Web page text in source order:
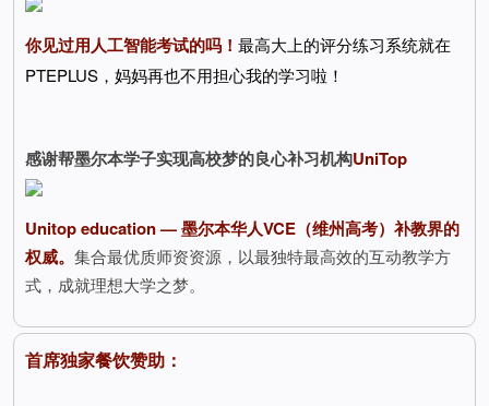
你见过用人工智能考试的吗！ 最高大上的评分练习系统就在
PTEPLUS，妈妈再也不用担心我的学习啦！
感谢帮墨尔本学子实现高校梦的良心补习机构UniTop
Unitop education — 墨尔本华人VCE（维州高考）补教界的
权威。 集合最优质师资资源，以最独特最高效的互动教学方
式，成就理想大学之梦。
首席独家餐饮赞助：